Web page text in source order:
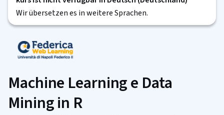
Wir übersetzen es in weitere Sprachen.
Machine Learning e Data
Mining in R